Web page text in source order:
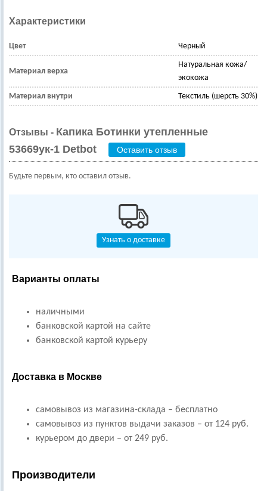
Характеристики
Цвет Черный
Материал верха
Натуральная кожа/
экокожа
Материал внутри Текстиль (шерсть 30%)
Отзывы - Капика Ботинки утепленные
53669ук-1 Detbot
Оставить отзыв
Будьте первым, кто оставил отзыв.
Узнать о доставке
Варианты оплаты
наличными
банковской картой на сайте
банковской картой курьеру
Доставка в Москве
самовывоз из магазина-склада – бесплатно
самовывоз из пунктов выдачи заказов – от 124 руб.
курьером до двери – от 249 руб.
Производители